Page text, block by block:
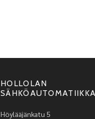
HOLLOLAN
Höylääjänkatu 5